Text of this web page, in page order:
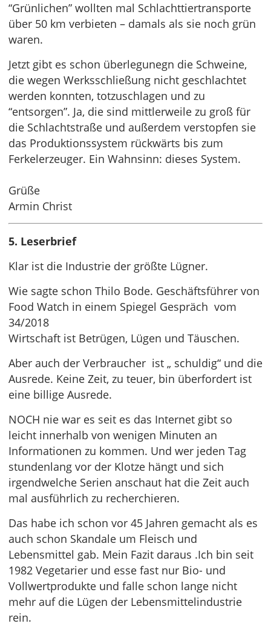
“Grünlichen” wollten mal Schlachttiertransporte
über 50 km verbieten – damals als sie noch grün
waren.
Jetzt gibt es schon überlegunegn die Schweine,
die wegen Werksschließung nicht geschlachtet
werden konnten, totzuschlagen und zu
“entsorgen”. Ja, die sind mittlerweile zu groß für
die Schlachtstraße und außerdem verstopfen sie
das Produktionssystem rückwärts bis zum
Ferkelerzeuger. Ein Wahnsinn: dieses System.
Grüße
Armin Christ
5. Leserbrief
Klar ist die Industrie der größte Lügner.
Wie sagte schon Thilo Bode. Geschäftsführer von
Food Watch in einem Spiegel Gespräch vom
34/2018
Wirtschaft ist Betrügen, Lügen und Täuschen.
Aber auch der Verbraucher ist „ schuldig“ und die
Ausrede. Keine Zeit, zu teuer, bin überfordert ist
eine billige Ausrede.
NOCH nie war es seit es das Internet gibt so
leicht innerhalb von wenigen Minuten an
Informationen zu kommen. Und wer jeden Tag
stundenlang vor der Klotze hängt und sich
irgendwelche Serien anschaut hat die Zeit auch
mal ausführlich zu recherchieren.
Das habe ich schon vor 45 Jahren gemacht als es
auch schon Skandale um Fleisch und
Lebensmittel gab. Mein Fazit daraus .Ich bin seit
1982 Vegetarier und esse fast nur Bio- und
Vollwertprodukte und falle schon lange nicht
mehr auf die Lügen der Lebensmittelindustrie
rein.